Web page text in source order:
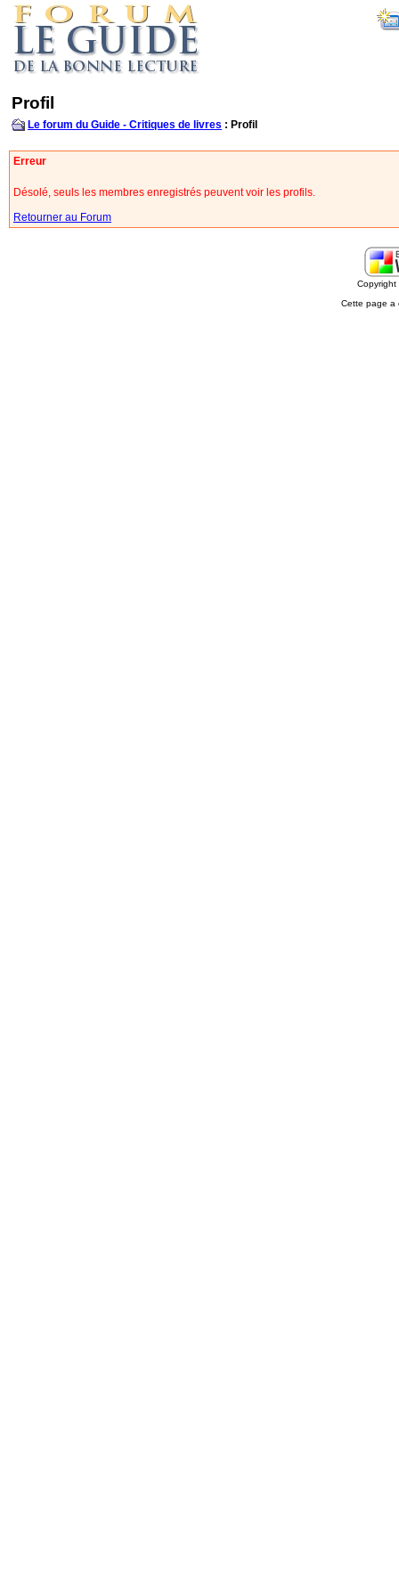
Profil
Le forum du Guide - Critiques de livres : Profil
Erreur
Désolé, seuls les membres enregistrés peuvent voir les profils.
Retourner au Forum
Cette page a